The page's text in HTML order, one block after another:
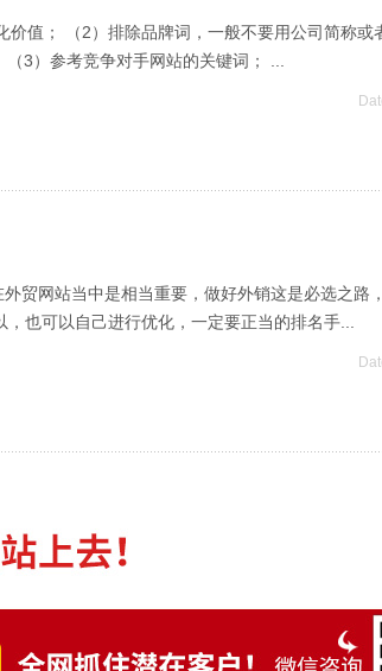
价值； （2）排除品牌词，一般不要用公司简称或
3）参考竞争对手网站的关键词； ...
贸网站当中是相当重要，做好外销这是必选之路
也可以自己进行优化，一定要正当的排名手...